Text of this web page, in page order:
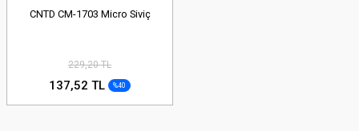
CNTD CM-1703 Micro Siviç
229,20 TL
137,52 TL %40